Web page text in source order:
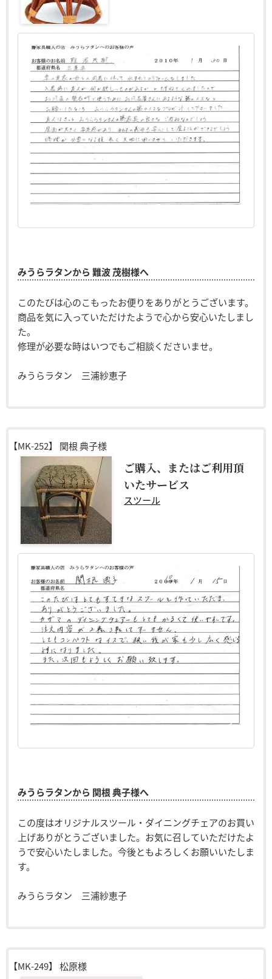
みうらラタンから 難波 茂樹様へ
このたびは心のこもったお便りをありがとうございます。
商品を気に入っていただけたようで心から安心いたしまし
た。
修理が必要な時はいつでもご相談くださいませ。
みうらラタン 三浦紗恵子
【MK-252】 関根 典子様
ご購入、またはご利用頂
いたサービス
スツール
みうらラタンから 関根 典子様へ
この度はオリジナルスツール・ダイニングチェアのお買い
上げありがとうございました。お気に召していただけたよ
うで安心いたしました。今後ともよろしくお願いいたしま
す。
みうらラタン 三浦紗恵子
【MK-249】 松原様